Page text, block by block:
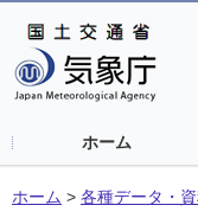
ホーム
ホーム > 各種データ・